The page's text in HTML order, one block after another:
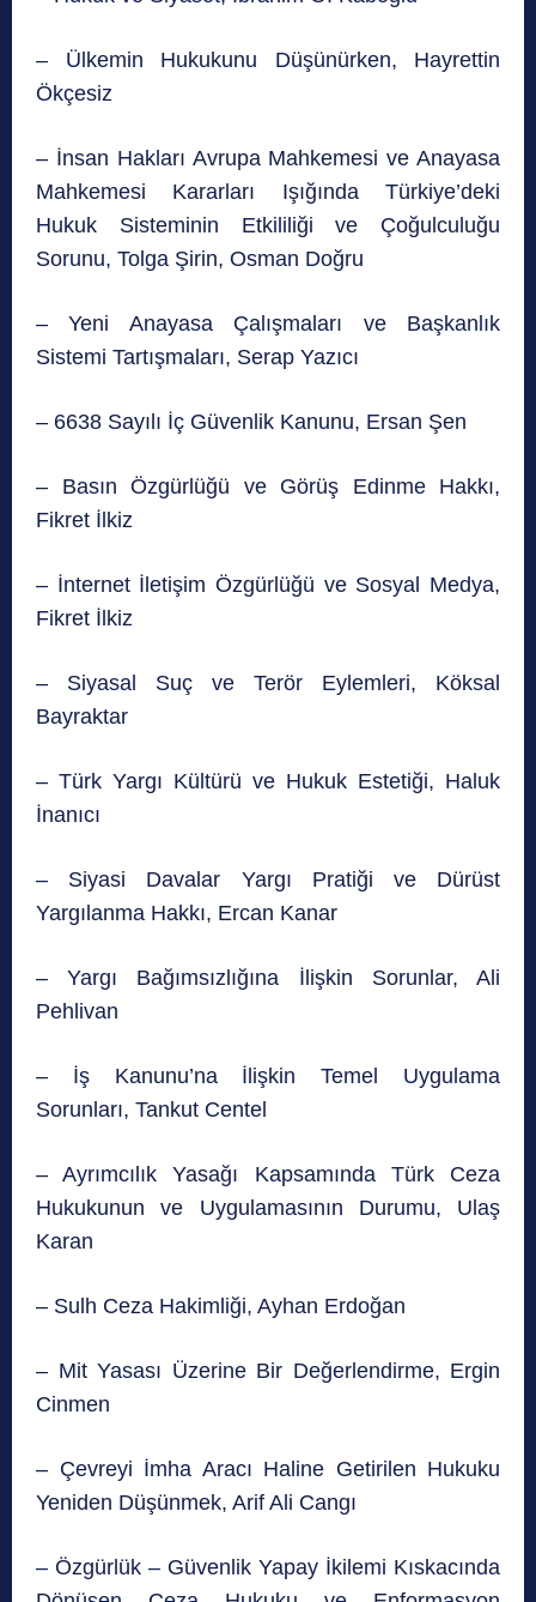
– Ülkemin Hukukunu Düşünürken, Hayrettin
Ökçesiz
– İnsan Hakları Avrupa Mahkemesi ve Anayasa
Mahkemesi Kararları Işığında Türkiye’deki
Hukuk Sisteminin Etkililiği ve Çoğulculuğu
Sorunu, Tolga Şirin, Osman Doğru
– Yeni Anayasa Çalışmaları ve Başkanlık
Sistemi Tartışmaları, Serap Yazıcı
– 6638 Sayılı İç Güvenlik Kanunu, Ersan Şen
– Basın Özgürlüğü ve Görüş Edinme Hakkı,
Fikret İlkiz
– İnternet İletişim Özgürlüğü ve Sosyal Medya,
Fikret İlkiz
– Siyasal Suç ve Terör Eylemleri, Köksal
Bayraktar
– Türk Yargı Kültürü ve Hukuk Estetiği, Haluk
İnanıcı
– Siyasi Davalar Yargı Pratiği ve Dürüst
Yargılanma Hakkı, Ercan Kanar
– Yargı Bağımsızlığına İlişkin Sorunlar, Ali
Pehlivan
– İş Kanunu’na İlişkin Temel Uygulama
Sorunları, Tankut Centel
– Ayrımcılık Yasağı Kapsamında Türk Ceza
Hukukunun ve Uygulamasının Durumu, Ulaş
Karan
– Sulh Ceza Hakimliği, Ayhan Erdoğan
– Mit Yasası Üzerine Bir Değerlendirme, Ergin
Cinmen
– Çevreyi İmha Aracı Haline Getirilen Hukuku
Yeniden Düşünmek, Arif Ali Cangı
– Özgürlük – Güvenlik Yapay İkilemi Kıskacında